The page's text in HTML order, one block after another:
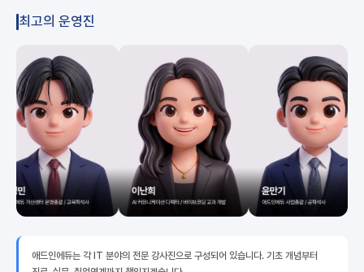
최고의 운영진
애드인에듀는 각 IT 분야의 전문 강사진으로 구성되어 있습니다. 기초 개념부터